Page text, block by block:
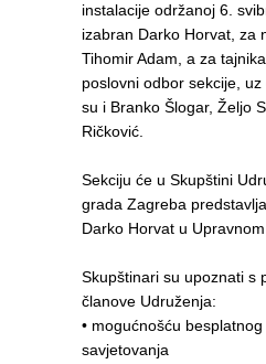
instalacije održanoj 6.
izabran Darko Horvat, za
Tihomir Adam, a za
poslovni odbor sekcije,
su i Branko Šlogar, Željo
Ričković.
Sekciju će u Skupštini
grada Zagreba
Darko Horvat u
Skupštinari su upoznati s
članove Udruženja:
• mogućnošću
savjetovanja